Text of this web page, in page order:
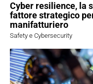
Cyber resilience, la
fattore strategico
manifatturiero
Safety e Cybersecurity